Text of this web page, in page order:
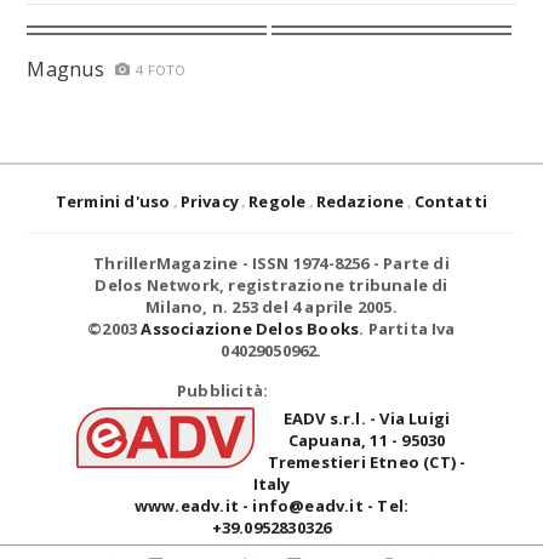
Magnus 4 FOTO
Termini d'uso Privacy Regole Redazione Contatti
ThrillerMagazine - ISSN 1974-8256 - Parte di
Delos Network, registrazione tribunale di
Milano, n. 253 del 4 aprile 2005.
©2003Associazione Delos Books. Partita Iva
04029050962.
Pubblicità:
EADV s.r.l. - Via Luigi
Capuana, 11 - 95030
Tremestieri Etneo (CT) -
Italy
www.eadv.it - info@eadv.it - Tel:
+39.0952830326